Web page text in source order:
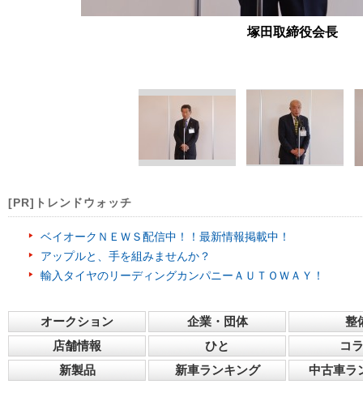
塚田取締役会長
[PR]トレンドウォッチ
ベイオークＮＥＷＳ配信中！！最新情報掲載中！
アップルと、手を組みませんか？
輸入タイヤのリーディングカンパニーＡＵＴＯＷＡＹ！
オークション 企業・団体
整
店舗情報
ひと
コ
新製品
新車ランキング 中古車ラ